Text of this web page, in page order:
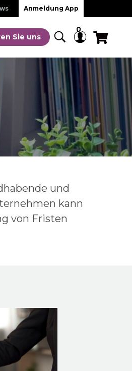
Anmeldung App
Sie uns
0
und
kann
von Fristen